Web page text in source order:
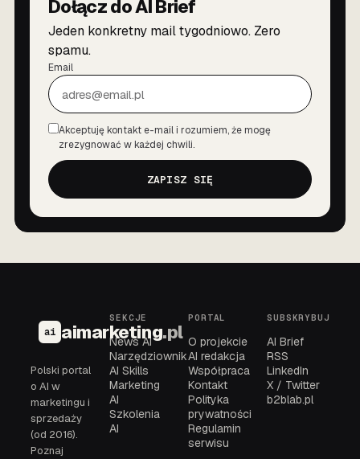
Dołącz do AI Brief
Jeden konkretny mail tygodniowo. Zero
spamu.
Email
Zgoda
Akceptuję kontakt e-mail i rozumiem, że mogę
zrezygnować w każdej chwili.
ZAPISZ SIĘ
ai aimarketing.pl
Polski portal
o AI w
marketingu i
sprzedaży
(od 2016).
Poznaj
SEKCJE
News AI
Narzędziownik
AI Skills
Marketing
AI
Szkolenia
AI
PORTAL
O projekcie
AI redakcja
Współpraca
Kontakt
Polityka
prywatności
Regulamin
serwisu
SUBSKRYBUJ
AI Brief
RSS
LinkedIn
X / Twitter
b2blab.pl